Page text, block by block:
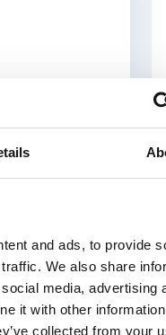
and ads, to provide
We also share
media, advertising
it with other
collected from your